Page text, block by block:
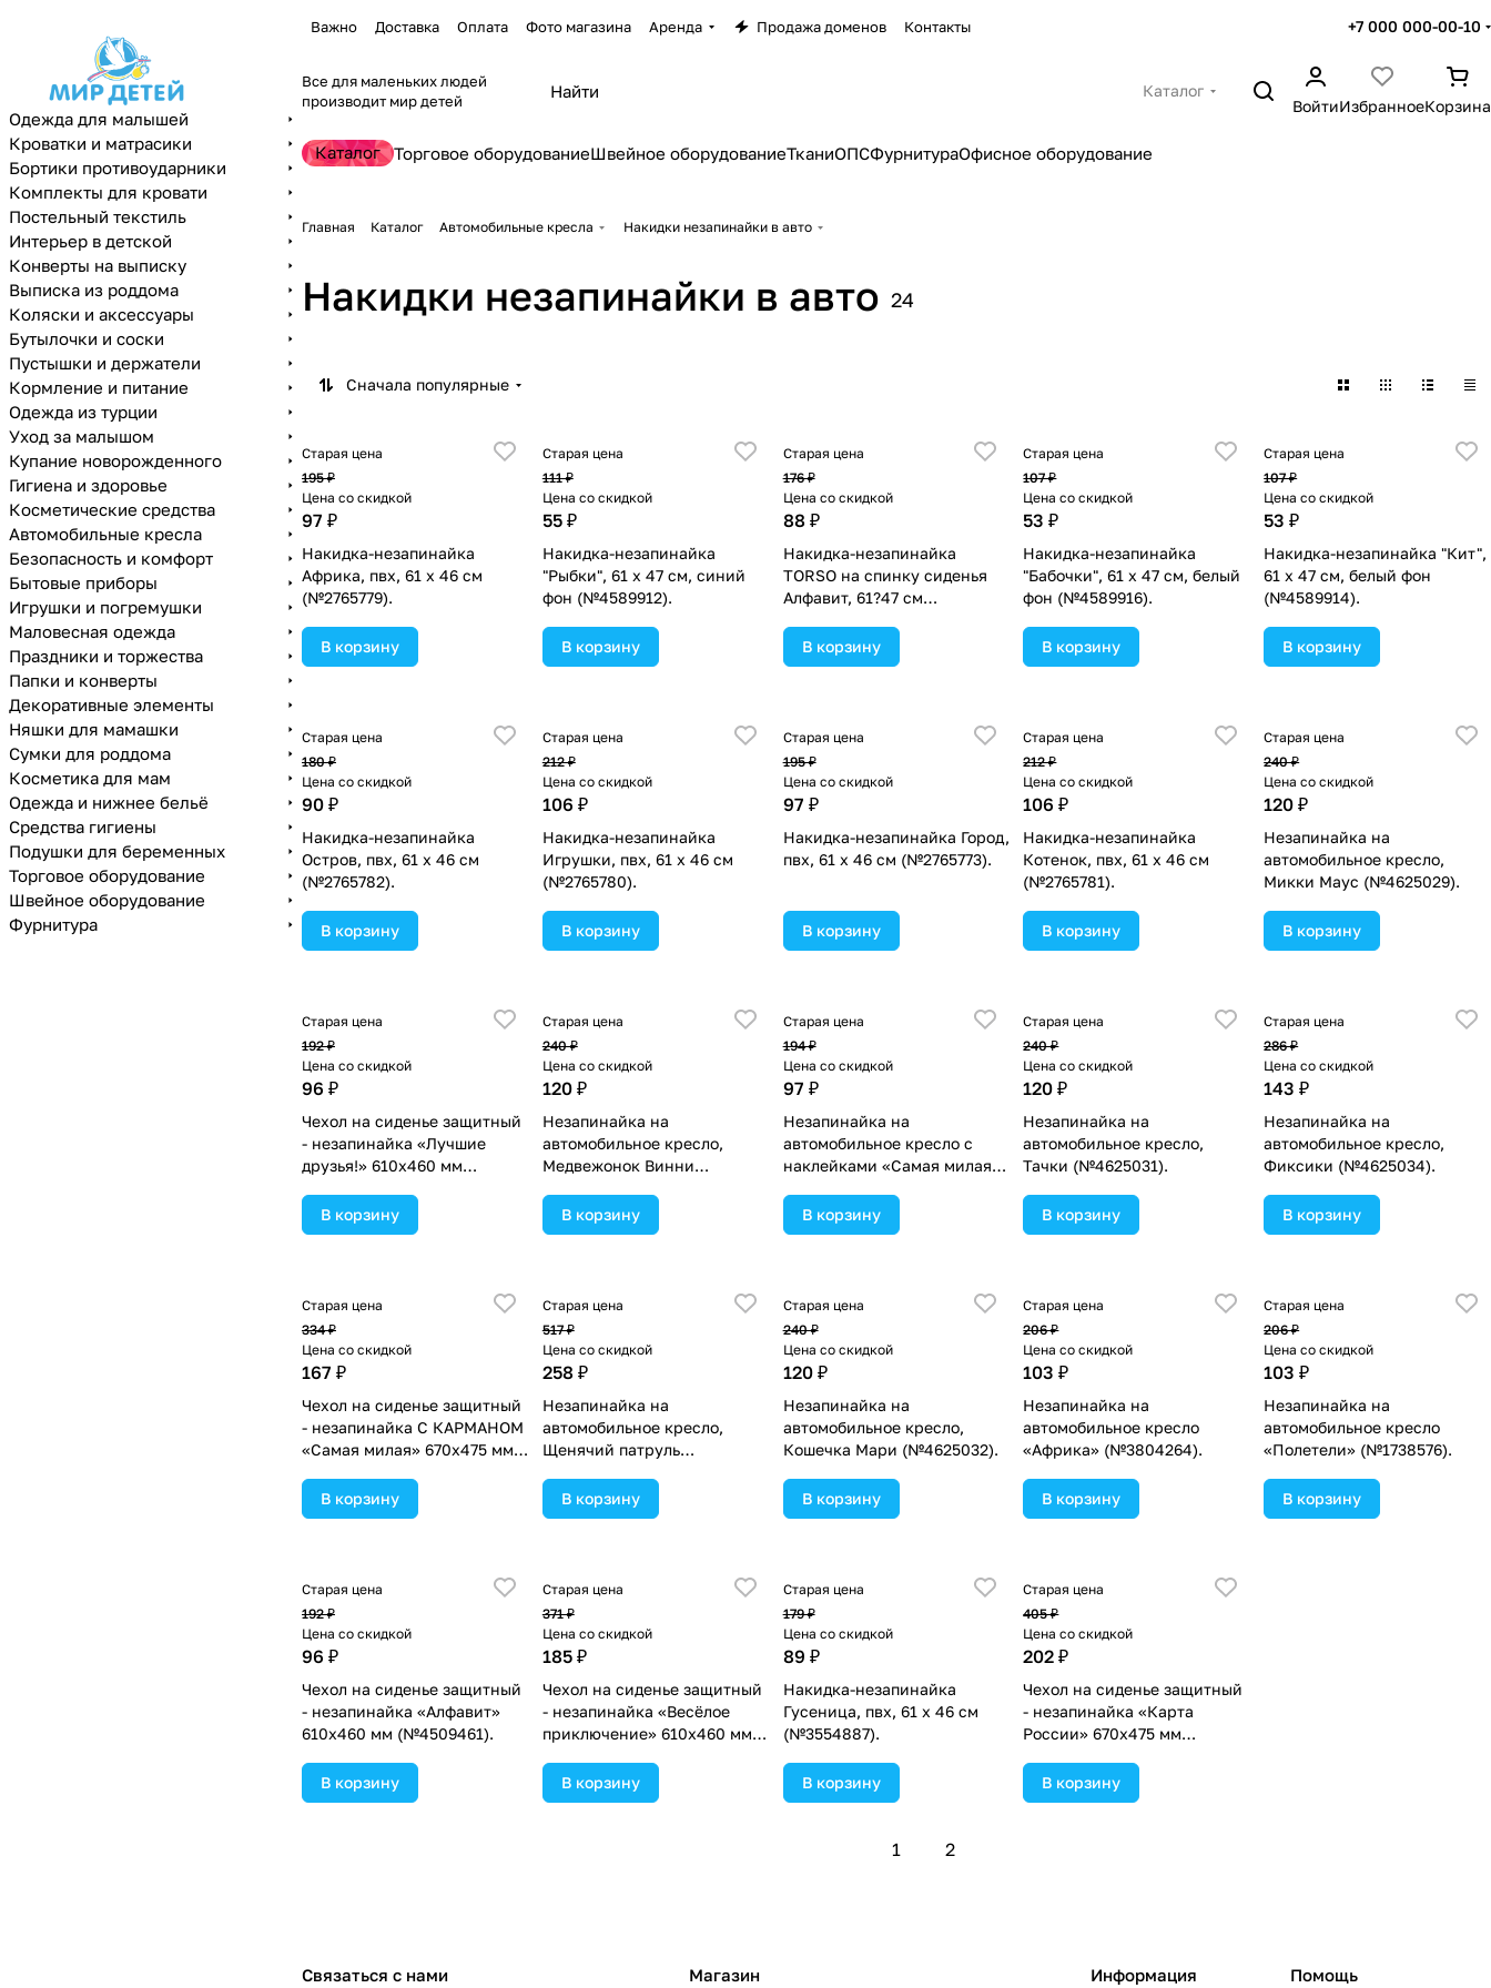
Важно Доставка Оплата Фото магазина Аренда Продажа доменов Контакты +7 000 000-00-10
Все для маленьких людей
производит мир детей
Каталог
ВойтиИзбранноеКорзина
Каталог Торговое оборудованиеШвейное оборудованиеТканиОПСФурнитураОфисное оборудование
Главная Каталог Автомобильные кресла Накидки незапинайки в авто
Накидки незапинайки в авто 24
Сначала популярные
Старая цена
195 ₽
Цена со скидкой
97 ₽
Накидка-незапинайка
Африка, пвх, 61 х 46 см
(№2765779).
В корзину
Старая цена
111 ₽
Цена со скидкой
55 ₽
Накидка-незапинайка
"Рыбки", 61 х 47 см, синий
фон (№4589912).
В корзину
Старая цена
176 ₽
Цена со скидкой
88 ₽
Накидка-незапинайка
TORSO на спинку сиденья
Алфавит, 61?47 см
В корзину
Старая цена
107 ₽
Цена со скидкой
53 ₽
Накидка-незапинайка
"Бабочки", 61 х 47 см, белый
фон (№4589916).
В корзину
Старая цена
107 ₽
Цена со скидкой
53 ₽
Накидка-незапинайка "Кит",
61 х 47 см, белый фон
(№4589914).
В корзину
Старая цена
180 ₽
Цена со скидкой
90 ₽
Накидка-незапинайка
Остров, пвх, 61 х 46 см
(№2765782).
В корзину
Старая цена
212 ₽
Цена со скидкой
106 ₽
Накидка-незапинайка
Игрушки, пвх, 61 х 46 см
(№2765780).
В корзину
Старая цена
195 ₽
Цена со скидкой
97 ₽
Накидка-незапинайка Город,
пвх, 61 х 46 см (№2765773).
В корзину
Старая цена
212 ₽
Цена со скидкой
106 ₽
Накидка-незапинайка
Котенок, пвх, 61 х 46 см
(№2765781).
В корзину
Старая цена
240 ₽
Цена со скидкой
120 ₽
Незапинайка на
автомобильное кресло,
Микки Маус (№4625029).
В корзину
Старая цена
192 ₽
Цена со скидкой
96 ₽
Чехол на сиденье защитный
- незапинайка «Лучшие
друзья!» 610х460 мм
В корзину
Старая цена
240 ₽
Цена со скидкой
120 ₽
Незапинайка на
автомобильное кресло,
Медвежонок Винни
В корзину
Старая цена
194 ₽
Цена со скидкой
97 ₽
Незапинайка на
автомобильное кресло с
наклейками «Самая милая»
В корзину
Старая цена
240 ₽
Цена со скидкой
120 ₽
Незапинайка на
автомобильное кресло,
Тачки (№4625031).
В корзину
Старая цена
286 ₽
Цена со скидкой
143 ₽
Незапинайка на
автомобильное кресло,
Фиксики (№4625034).
В корзину
Старая цена
334 ₽
Цена со скидкой
167 ₽
Чехол на сиденье защитный
- незапинайка С КАРМАНОМ
«Самая милая» 670х475 мм
В корзину
Старая цена
517 ₽
Цена со скидкой
258 ₽
Незапинайка на
автомобильное кресло,
Щенячий патруль
В корзину
Старая цена
240 ₽
Цена со скидкой
120 ₽
Незапинайка на
автомобильное кресло,
Кошечка Мари (№4625032).
В корзину
Старая цена
206 ₽
Цена со скидкой
103 ₽
Незапинайка на
автомобильное кресло
«Африка» (№3804264).
В корзину
Старая цена
206 ₽
Цена со скидкой
103 ₽
Незапинайка на
автомобильное кресло
«Полетели» (№1738576).
В корзину
Старая цена
192 ₽
Цена со скидкой
96 ₽
Чехол на сиденье защитный
- незапинайка «Алфавит»
610х460 мм (№4509461).
В корзину
Старая цена
371 ₽
Цена со скидкой
185 ₽
Чехол на сиденье защитный
- незапинайка «Весёлое
приключение» 610х460 мм
В корзину
Старая цена
179 ₽
Цена со скидкой
89 ₽
Накидка-незапинайка
Гусеница, пвх, 61 х 46 см
(№3554887).
В корзину
Старая цена
405 ₽
Цена со скидкой
202 ₽
Чехол на сиденье защитный
- незапинайка «Карта
России» 670х475 мм
В корзину
1 2
Связаться с нами Магазин Информация Помощь
Одежда для малышей
Кроватки и матрасики
Бортики противоударники
Комплекты для кровати
Постельный текстиль
Интерьер в детской
Конверты на выписку
Выписка из роддома
Коляски и аксессуары
Бутылочки и соски
Пустышки и держатели
Кормление и питание
Одежда из турции
Уход за малышом
Купание новорожденного
Гигиена и здоровье
Косметические средства
Автомобильные кресла
Безопасность и комфорт
Бытовые приборы
Игрушки и погремушки
Маловесная одежда
Праздники и торжества
Папки и конверты
Декоративные элементы
Няшки для мамашки
Сумки для роддома
Косметика для мам
Одежда и нижнее бельё
Средства гигиены
Подушки для беременных
Торговое оборудование
Швейное оборудование
Фурнитура